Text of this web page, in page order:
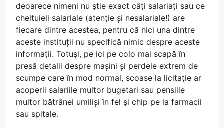
deoarece nimeni nu știe exact câți salariați sau ce
cheltuieli salariale (atenție și nesalariale!) are
fiecare dintre acestea, pentru că nici una dintre
aceste instituții nu specifică nimic despre aceste
informații. Totuși, pe ici pe colo mai scapă în
presă detalii despre mașini și perdele extrem de
scumpe care în mod normal, scoase la licitație ar
acoperii salariile multor bugetari sau pensiile
multor bătrânei umiliși în fel și chip pe la farmacii
sau spitale.